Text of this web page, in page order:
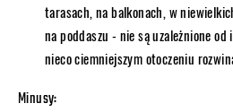
tarasach, na balkonach, w
na poddaszu - nie są uzależnione
nieco ciemniejszym otoczeniu
Minusy: